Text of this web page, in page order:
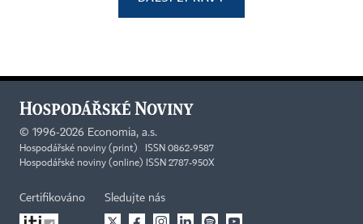
© 1996-2026 Economia, a.s.
Hospodářské noviny (print) ISSN 0862-9587
Hospodářské noviny (online) ISSN 2787-950X
Certifikováno Sledujte nás